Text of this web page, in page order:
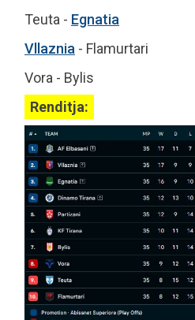
Teuta - Egnatia
Vllaznia - Flamurtari
Vora - Bylis
Renditja: